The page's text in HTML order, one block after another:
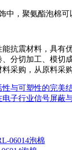
中，聚氨酯泡棉
抗震材料，具有
分切加工、模切
采购，从原料采
与可塑性的完美
子行业信号屏蔽